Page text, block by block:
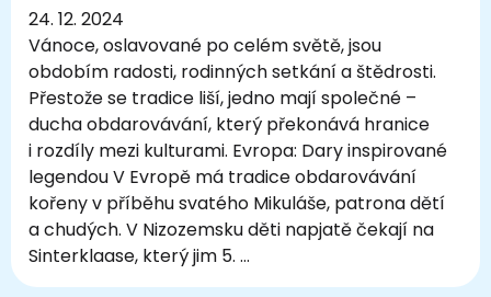
24. 12. 2024
Vánoce, oslavované po celém světě, jsou
obdobím radosti, rodinných setkání a štědrosti.
Přestože se tradice liší, jedno mají společné –
ducha obdarovávání, který překonává hranice
i rozdíly mezi kulturami. Evropa: Dary inspirované
legendou V Evropě má tradice obdarovávání
kořeny v příběhu svatého Mikuláše, patrona dětí
a chudých. V Nizozemsku děti napjatě čekají na
Sinterklaase, který jim 5. …